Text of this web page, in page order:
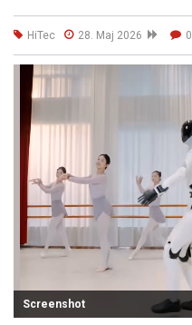
HiTec 28. Maj 2026 0
Screenshot